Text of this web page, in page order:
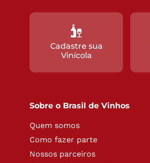
Cadastre sua
Vinícola
Sobre o Brasil de Vinhos
Quem somos
Como fazer parte
Nossos parceiros